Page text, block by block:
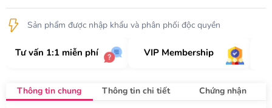
Sản phẩm được nhập khẩu và phân phối độc quyền
Tư vấn 1:1 miễn phí VIP Membership
Thông tin chung Thông tin chi tiết Chứng nhận